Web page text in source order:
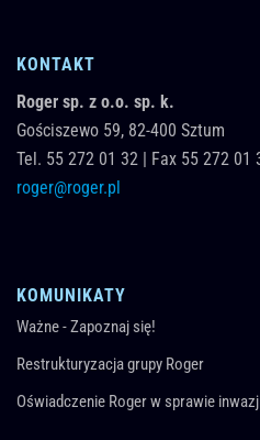
KONTAKT
Roger sp. z o.o. sp. k.
Gościszewo 59, 82-400 Sztum
Tel. 55 272 01 32 | Fax 55 272 01
roger@roger.pl
KOMUNIKATY
Ważne - Zapoznaj się!
Restrukturyzacja grupy Roger
Oświadczenie Roger w sprawie